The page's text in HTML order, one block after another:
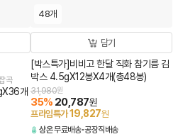
곡
개
48개
담기
[박스특가]비비고 한달 직화 참기름 김
박스 4.5gX12봉X4개(총48봉)
31,980원
35% 20,787원
프라임특가19,827원
상온무료배송 공장직배송